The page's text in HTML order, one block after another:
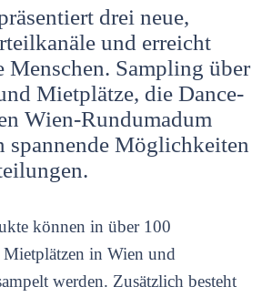
drei neue,
und erreicht
Sampling über
Mietplätze, die Dance-
Wien-Rundumadum
spannende Möglichkeiten
können in über 100
in Wien und
werden. Zusätzlich besteht